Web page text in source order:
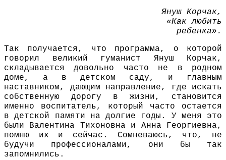
Януш Корчак,
«Как любить
ребенка».
Так получается, что программа, о которой
говорил великий гуманист Януш Корчак,
складывается довольно часто не в родном
доме, а в детском саду, и главным
наставником, дающим направление, где искать
собственную дорогу в жизни, становится
именно воспитатель, который часто остается
в детской памяти на долгие годы. У меня это
были Валентина Тихоновна и Анна Георгиевна,
помню их и сейчас. Сомневаюсь, что, не
будучи профессионалами, они бы так
запомнились.